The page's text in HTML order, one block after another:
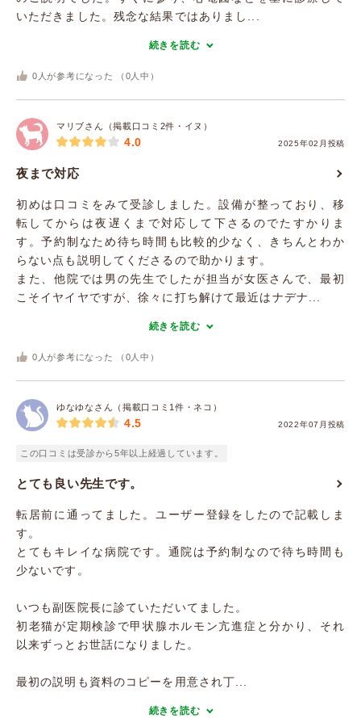
いただきました。残念な結果ではありまし...
続きを読む
0 人が参考になった （ 0 人中）
マリブさん（掲載口コミ2件・イヌ）
2025年02月投稿
4.0
夜まで対応
初めは口コミをみて受診しました。設備が整っており、移
転してからは夜遅くまで対応して下さるのでたすかりま
す。予約制なため待ち時間も比較的少なく、きちんとわか
らない点も説明してくださるので助かります。
また、他院では男の先生でしたが担当が女医さんで、最初
こそイヤイヤですが、徐々に打ち解けて最近はナデナ...
続きを読む
0 人が参考になった （ 0 人中）
ゆなゆなさん（掲載口コミ1件・ネコ）
2022年07月投稿
4.5
この口コミは受診から5年以上経過しています。
とても良い先生です。
転居前に通ってました。ユーザー登録をしたので記載しま
す。
とてもキレイな病院です。通院は予約制なので待ち時間も
少ないです。
いつも副医院長に診ていただいてました。
初老猫が定期検診で甲状腺ホルモン亢進症と分かり、それ
以来ずっとお世話になりました。
最初の説明も資料のコピーを用意され丁...
続きを読む